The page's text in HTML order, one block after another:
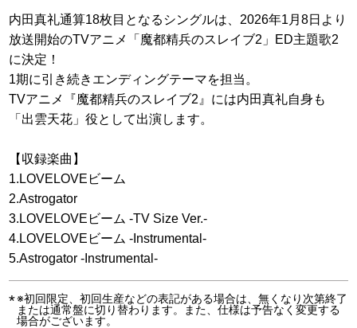
内田真礼通算18枚目となるシングルは、2026年1月8日より
放送開始のTVアニメ「魔都精兵のスレイブ2」ED主題歌2
に決定！
1期に引き続きエンディングテーマを担当。
TVアニメ『魔都精兵のスレイブ2』には内田真礼自身も
「出雲天花」役として出演します。
【収録楽曲】
1.LOVELOVEビーム
2.Astrogator
3.LOVELOVEビーム -TV Size Ver.-
4.LOVELOVEビーム -Instrumental-
5.Astrogator -Instrumental-
※初回限定、初回生産などの表記がある場合は、無くなり次第終了
または通常盤に切り替わります。また、仕様は予告なく変更する
場合がございます。